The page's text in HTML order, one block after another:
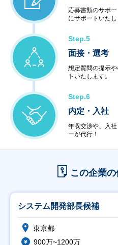
応募書類のサポ
にサポートいたし
Step.5
面接・選考
想定質問の提示
トいたします。
Step.6
内定・入社
年収交渉や、入
ーが代行！
この企業
システム開発部長候補
東京都
900万~1200万